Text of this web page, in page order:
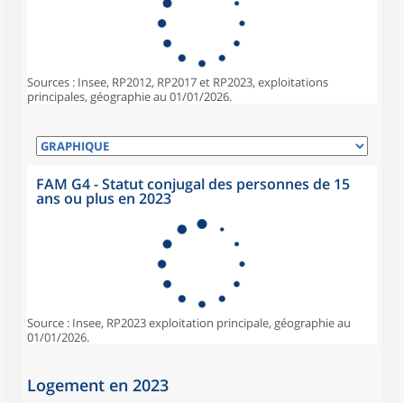
Sources : Insee, RP2012, RP2017 et RP2023, exploitations
principales, géographie au 01/01/2026.
FAM G4 - Statut conjugal des personnes de 15
ans ou plus en 2023
Source : Insee, RP2023 exploitation principale, géographie au
01/01/2026.
Logement en 2023